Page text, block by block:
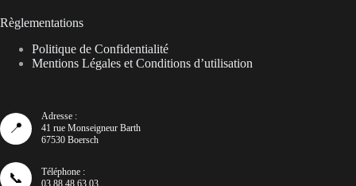
Règlementations
Politique de Confidentialité
Mentions Légales et Conditions d’utilisation
📍
Adresse :
41 rue Monseigneur Barth
67530 Boersch
📞
Téléphone :
03 88 48 63 03